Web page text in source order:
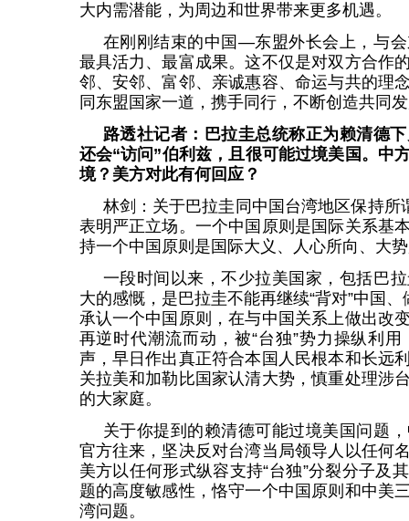
大内需潜能，为周边和世界带来更多机遇。
在刚刚结束的中国—东盟外长会上，与
最具活力、最富成果。这不仅是对双方合作
邻、安邻、富邻、亲诚惠容、命运与共的理
同东盟国家一道，携手同行，不断创造共同
路透社记者：巴拉圭总统称正为赖清德
还会“访问”伯利兹，且很可能过境美国。中
境？美方对此有何回应？
林剑：关于巴拉圭同中国台湾地区保持所
表明严正立场。一个中国原则是国际关系基
持一个中国原则是国际大义、人心所向、大
一段时间以来，不少拉美国家，包括巴
大的感慨，是巴拉圭不能再继续“背对”中国
承认一个中国原则，在与中国关系上做出改
再逆时代潮流而动，被“台独”势力操纵利
声，早日作出真正符合本国人民根本和长远
关拉美和加勒比国家认清大势，慎重处理涉
的大家庭。
关于你提到的赖清德可能过境美国问题
官方往来，坚决反对台湾当局领导人以任何
美方以任何形式纵容支持“台独”分裂分子及
题的高度敏感性，恪守一个中国原则和中美
湾问题。